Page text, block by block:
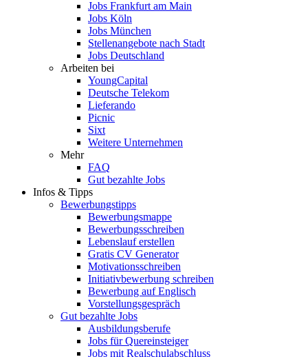
Jobs Frankfurt am Main
Jobs Köln
Jobs München
Stellenangebote nach Stadt
Jobs Deutschland
Arbeiten bei
YoungCapital
Deutsche Telekom
Lieferando
Picnic
Sixt
Weitere Unternehmen
Mehr
FAQ
Gut bezahlte Jobs
Infos & Tipps
Bewerbungstipps
Bewerbungsmappe
Bewerbungsschreiben
Lebenslauf erstellen
Gratis CV Generator
Motivationsschreiben
Initiativbewerbung schreiben
Bewerbung auf Englisch
Vorstellungsgespräch
Gut bezahlte Jobs
Ausbildungsberufe
Jobs für Quereinsteiger
Jobs mit Realschulabschluss